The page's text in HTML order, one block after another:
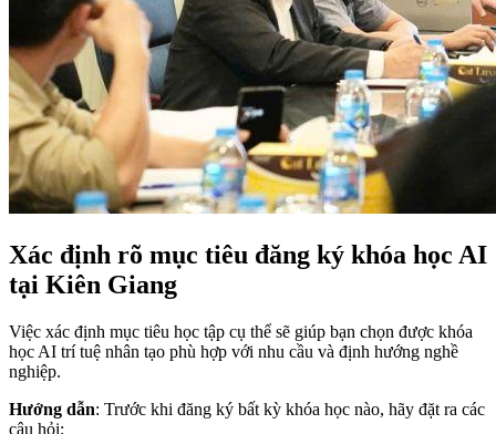
Xác định rõ mục tiêu đăng ký khóa học AI
tại Kiên Giang
Việc xác định mục tiêu học tập cụ thể sẽ giúp bạn chọn được khóa
học AI trí tuệ nhân tạo phù hợp với nhu cầu và định hướng nghề
nghiệp.
Hướng dẫn: Trước khi đăng ký bất kỳ khóa học nào, hãy đặt ra các
câu hỏi: